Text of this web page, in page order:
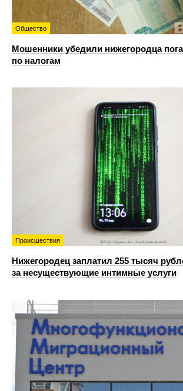
Общество
Мошенники убедили нижегородца
по налогам
Происшествия
Нижегородец заплатил 255 тысяч
за несуществующие интимные услуги